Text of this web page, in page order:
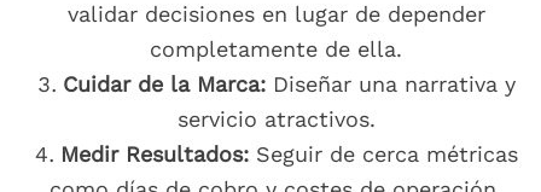
validar decisiones en lugar de depender
completamente de ella.
Cuidar de la Marca:Diseñar una narrativa y
servicio atractivos.
Medir Resultados:Seguir de cerca métricas